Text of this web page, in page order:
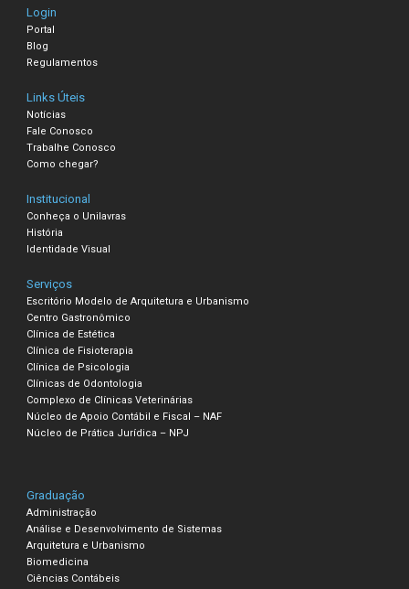
Login
Portal
Blog
Regulamentos
Links Úteis
Notícias
Fale Conosco
Trabalhe Conosco
Como chegar?
Institucional
Conheça o Unilavras
História
Identidade Visual
Serviços
Escritório Modelo de Arquitetura e Urbanismo
Centro Gastronômico
Clínica de Estética
Clínica de Fisioterapia
Clínica de Psicologia
Clínicas de Odontologia
Complexo de Clínicas Veterinárias
Núcleo de Apoio Contábil e Fiscal – NAF
Núcleo de Prática Jurídica – NPJ
Graduação
Administração
Análise e Desenvolvimento de Sistemas
Arquitetura e Urbanismo
Biomedicina
Ciências Contábeis